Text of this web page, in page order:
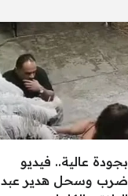
بجودة عالية.. فيديو
ضرب وسحل هدير عبد